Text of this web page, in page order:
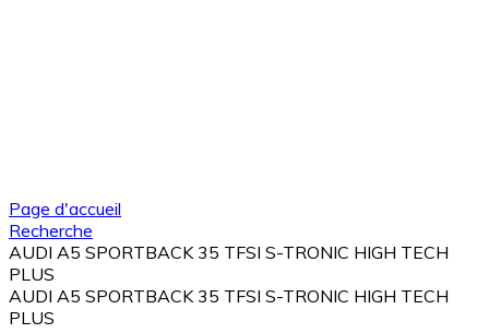
Page d'accueil
Recherche
AUDI A5 SPORTBACK 35 TFSI S-TRONIC HIGH TECH
PLUS
AUDI A5 SPORTBACK 35 TFSI S-TRONIC HIGH TECH
PLUS